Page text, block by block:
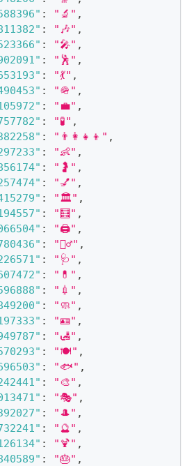
: "🔬" ,
: "🎶" ,
: "🎤" ,
: "🕺" ,
: "💃" ,
: "🪖" ,
: "💼" ,
: "🧪" ,
: "👨‍👩‍👧‍👦" ,
: "👶" ,
: "🤰" ,
: "💅" ,
: "🏛" ,
: "🧮" ,
: "🖨" ,
: "👮‍♂️" ,
: "🩺" ,
: "💊" ,
: "💉" ,
: "🧼" ,
: "🪪" ,
: "🛃" ,
: "🍽" ,
: "🐟" ,
: "🎨" ,
: "🎭" ,
: "🎩" ,
: "🔮" ,
: "🍹" ,
: "🎂" ,